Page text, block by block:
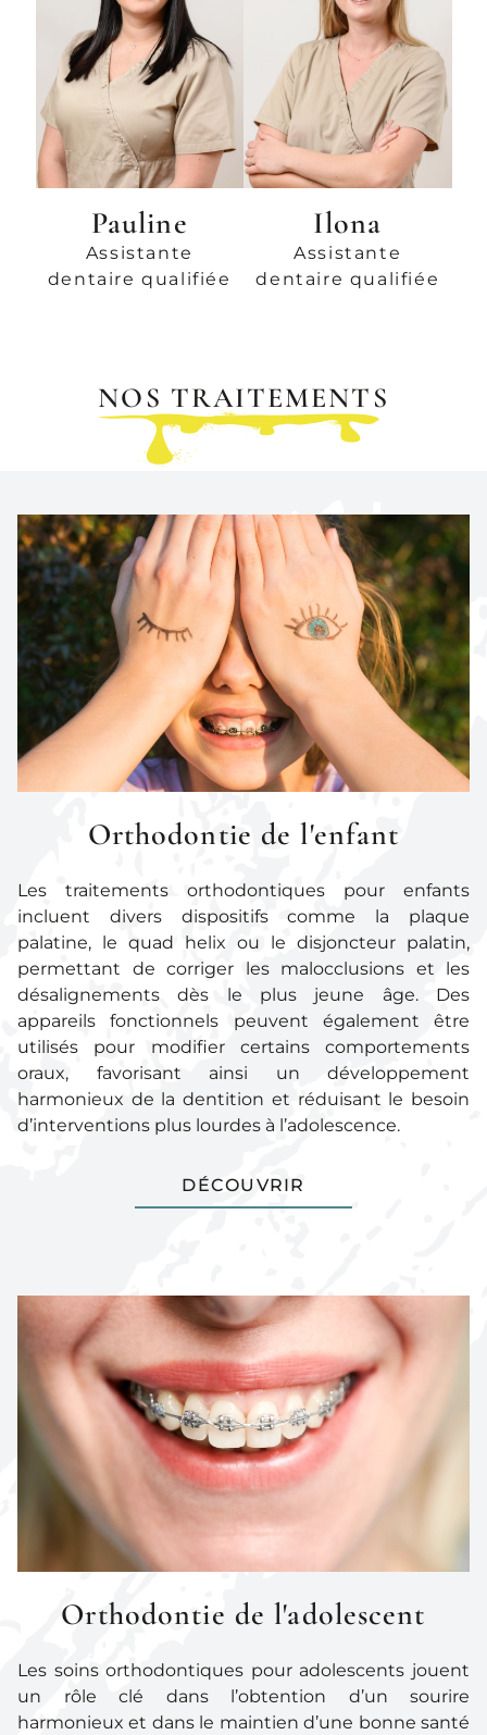
Pauline
Assistante
dentaire qualifiée
Ilona
Assistante
dentaire qualifiée
NOS TRAITEMENTS
Orthodontie de l'enfant
Les traitements orthodontiques pour enfants
incluent divers dispositifs comme la plaque
palatine, le quad helix ou le disjoncteur palatin,
permettant de corriger les malocclusions et les
désalignements dès le plus jeune âge. Des
appareils fonctionnels peuvent également être
utilisés pour modifier certains comportements
oraux, favorisant ainsi un développement
harmonieux de la dentition et réduisant le besoin
d’interventions plus lourdes à l’adolescence.
DÉCOUVRIR
Orthodontie de l'adolescent
Les soins orthodontiques pour adolescents jouent
un rôle clé dans l’obtention d’un sourire
harmonieux et dans le maintien d’une bonne santé